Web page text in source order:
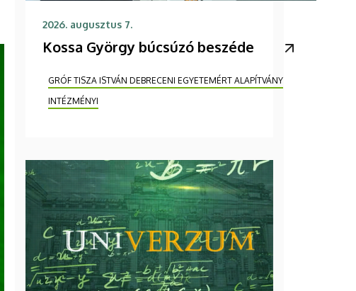
2026. augusztus 7.
Kossa György búcsúzó beszéde
GRÓF TISZA ISTVÁN DEBRECENI EGYETEMÉRT ALAPÍTVÁNY
INTÉZMÉNYI